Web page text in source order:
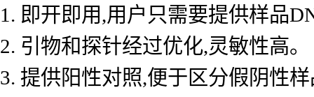
1. 即开即用,用户只需要提供样品
2. 引物和探针经过优化,灵敏性高。
3. 提供阳性对照,便于区分假阴性